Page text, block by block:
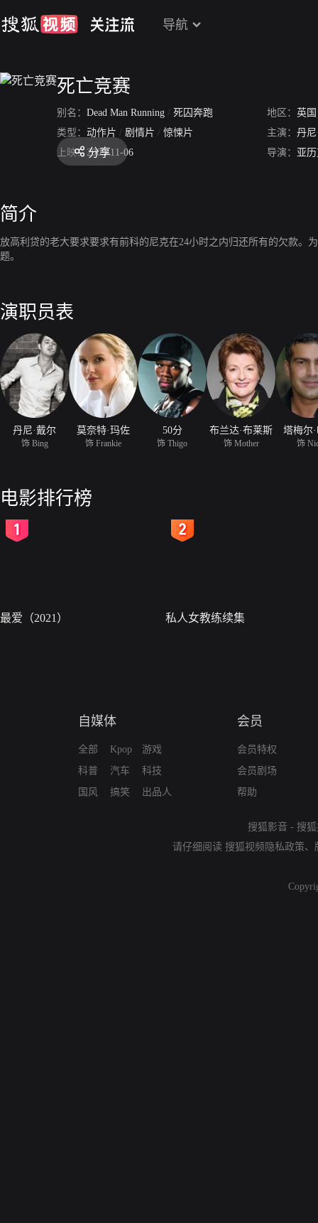
导航
死亡竞赛
别名： Dead Man Running / 死囚奔跑 地区： 英国
类型： 动作片 / 剧情片 / 惊悚片 主演： 丹尼
上映： 2009-11-06 导演： 亚
分享
简介
放高利贷的老大要求要求有前科的尼克在24小时之内归还所有的欠款。
题。
演职员表
丹尼·戴尔
饰 Bing
莫奈特·玛佐
饰 Frankie
50分
饰 Thigo
布兰达·布莱斯
饰 Mother
塔梅尔
饰
电影排行榜
最爱（2021） 私人女教练续集
自媒体
全部
科普
国风
Kpop
汽车
搞笑
游戏
科技
出品人
会员
会员特权
会员剧场
帮助
搜狐影音 - 搜
请仔细阅读 搜狐视频隐私政策、